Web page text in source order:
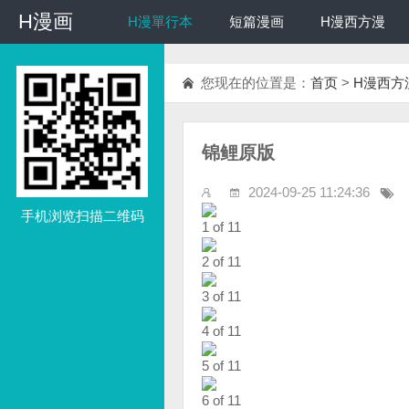
H漫画
H漫画 H漫單行本 短篇漫画 H漫西方漫
手机浏览扫描二维码
您现在的位置是： 首页 > H漫西方
锦鲤原版
2024-09-25 11:24:36
1 of 11
2 of 11
3 of 11
4 of 11
5 of 11
6 of 11